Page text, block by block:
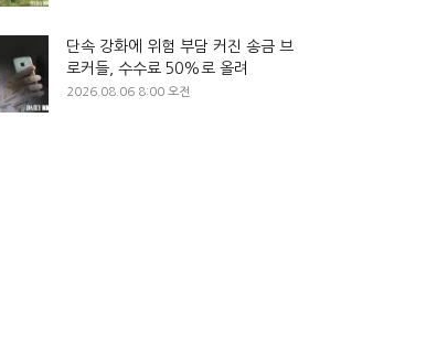
단속 강화에 위험 부담 커진 송금 브
로커들, 수수료 50%로 올려
2026.08.06 8:00 오전